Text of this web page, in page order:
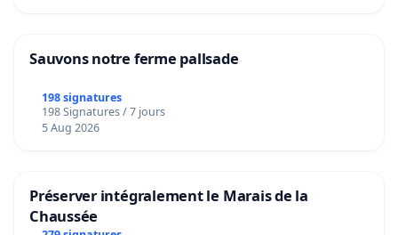
Sauvons notre ferme pallsade
198 signatures
198 Signatures / 7 jours
5 Aug 2026
Préserver intégralement le Marais de la
Chaussée